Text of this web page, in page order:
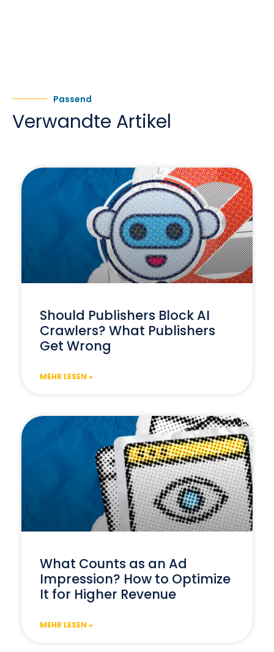
Passend
Verwandte Artikel
Should Publishers Block AI
Crawlers? What Publishers
Get Wrong
MEHR LESEN »
What Counts as an Ad
Impression? How to Optimize
It for Higher Revenue
MEHR LESEN »